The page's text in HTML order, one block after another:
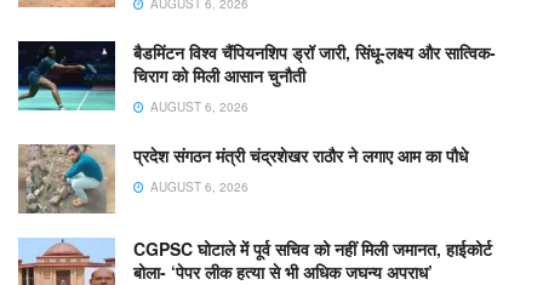
बैडमिंटन विश्व चैंपियनशिप ड्रॉ जारी, सिंधू-लक्ष्य और सात्विक-
चिराग को मिली आसान चुनौती
AUGUST 6, 2026
प्रदेश संगठन मंत्री चंद्रशेखर राठौर ने लगाए आम का पौधे
AUGUST 6, 2026
CGPSC घोटाले में पूर्व सचिव को नहीं मिली जमानत, हाईकोर्ट
बोला- ‘पेपर लीक हत्या से भी अधिक जघन्य अपराध’